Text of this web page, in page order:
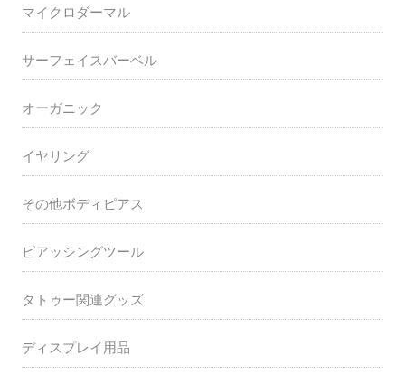
マイクロダーマル
サーフェイスバーベル
オーガニック
イヤリング
その他ボディピアス
ピアッシングツール
タトゥー関連グッズ
ディスプレイ用品